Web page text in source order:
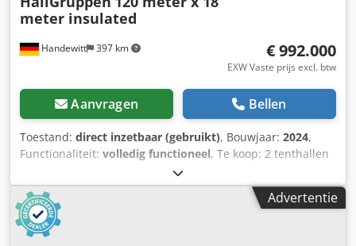
Handewitt 397 km
meter insulated
€ 992.000
EXW Vaste prijs excl. btw
Aanvragen Bellen
Toestand: direct inzetbaar (gebruikt), Bouwjaar: 2024,
Functionaliteit: volledig functioneel, Te koop: 2 tenthallen
van elk 120 x 18 meter, fabrikant DallGruppen Nieuwprijs
beide zonder zijdeuren: 2,4 miljoen euro Djdjy Nnuhopfx
Akrock Binnenhoogte ca. 18 meter Zelfdemontage in
Denemarken (vrachtwagen met kraan vereist) Niet geschikt
voor Noorwegen, Zweden en Finland vanwege
Advertentie